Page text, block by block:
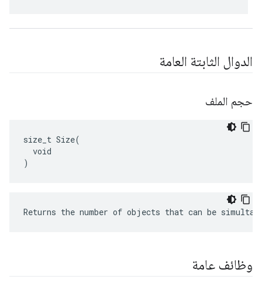
الدوال الثابتة العامة
حجم الملف
size_t Size(
  void
)
Returns the number of objects that can be
وظائف عامة